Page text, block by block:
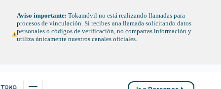
contenido
Aviso importante: Tokamóvil no está realizando llamadas para
procesos de vinculación. Si recibes una llamada solicitando datos
personales o códigos de verificación, no compartas información y
utiliza únicamente nuestros canales oficiales.